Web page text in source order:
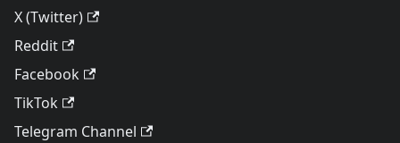
X (Twitter)
Reddit
Facebook
TikTok
Telegram Channel